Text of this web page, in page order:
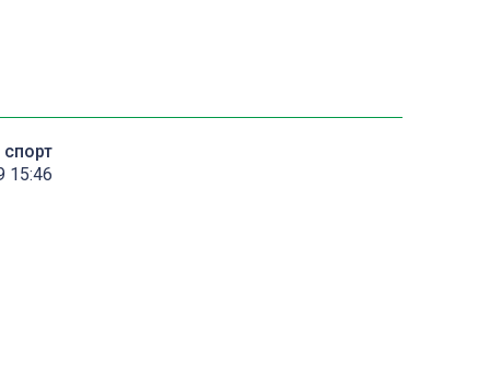
спорт
15:46